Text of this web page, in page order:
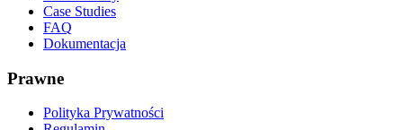
Case Studies
FAQ
Dokumentacja
Prawne
Polityka Prywatności